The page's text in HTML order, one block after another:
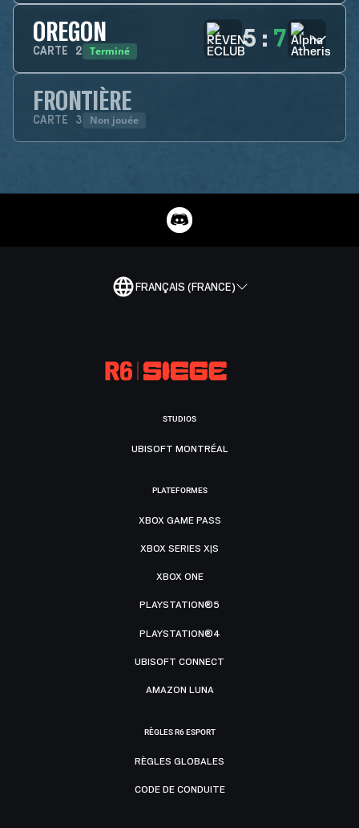
OREGON
CARTE 2 Terminé 5 : 7
FRONTIÈRE
CARTE 3 Non jouée
FRANÇAIS (FRANCE)
STUDIOS
UBISOFT MONTRÉAL
PLATEFORMES
XBOX GAME PASS
XBOX SERIES X|S
XBOX ONE
PLAYSTATION®5
PLAYSTATION®4
UBISOFT CONNECT
AMAZON LUNA
RÈGLES R6 ESPORT
RÈGLES GLOBALES
CODE DE CONDUITE